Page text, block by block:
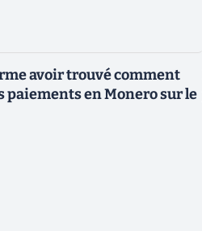
avoir trouvé comment
paiements en Monero sur le